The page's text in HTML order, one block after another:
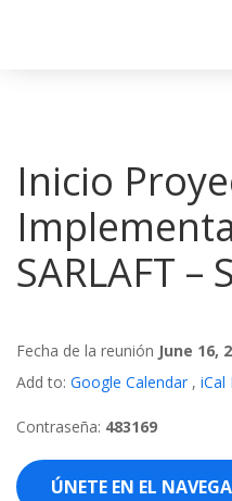
Inicio
SARLAFT –
Fecha de la reunión June 16,
Add to: Google Calendar , iCal
Contraseña: 483169
ÚNETE EN EL